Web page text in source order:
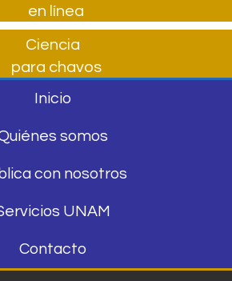
en línea
Ciencia
para chavos
Inicio
somos
con nosotros
UNAM
Contacto